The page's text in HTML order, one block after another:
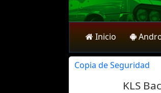
Inicio
Copia de Seguridad
KLS